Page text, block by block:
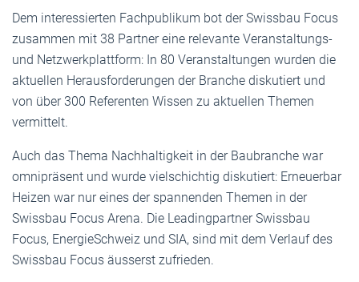
Dem interessierten Fachpublikum bot der Swissbau Focus
zusammen mit 38 Partner eine relevante Veranstaltungs-
und Netzwerkplattform: In 80 Veranstaltungen wurden die
aktuellen Herausforderungen der Branche diskutiert und
von über 300 Referenten Wissen zu aktuellen Themen
vermittelt.
Auch das Thema Nachhaltigkeit in der Baubranche war
omnipräsent und wurde vielschichtig diskutiert: Erneuerbar
Heizen war nur eines der spannenden Themen in der
Swissbau Focus Arena. Die Leadingpartner Swissbau
Focus, EnergieSchweiz und SIA, sind mit dem Verlauf des
Swissbau Focus äusserst zufrieden.